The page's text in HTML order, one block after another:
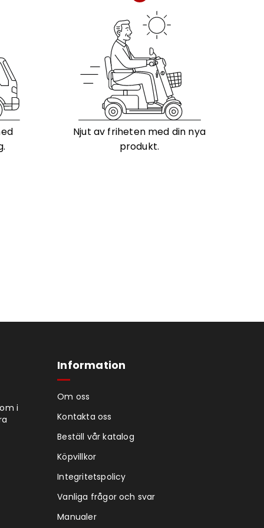
Njut av friheten med din nya
produkt.
i
Information
Om oss
Kontakta oss
Beställ vår katalog
Köpvillkor
Integritetspolicy
Vanliga frågor och svar
Manualer